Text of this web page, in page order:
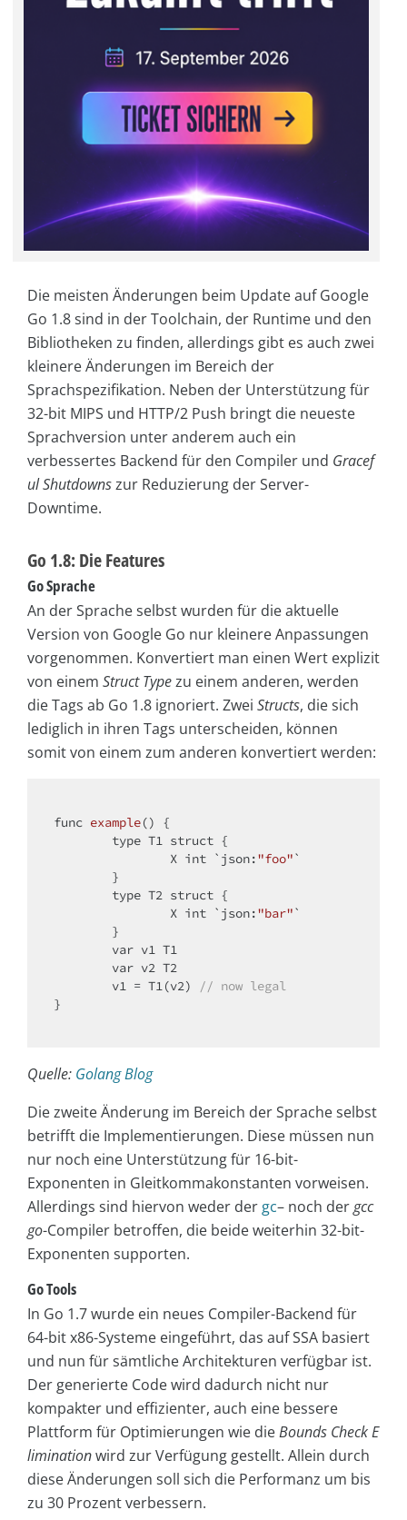
Die meisten Änderungen beim Update auf Google
Go 1.8 sind in der Toolchain, der Runtime und den
Bibliotheken zu finden, allerdings gibt es auch zwei
kleinere Änderungen im Bereich der
Sprachspezifikation. Neben der Unterstützung für
32-bit MIPS und HTTP/2 Push bringt die neueste
Sprachversion unter anderem auch ein
verbessertes Backend für den Compiler und Gracef
ul Shutdownszur Reduzierung der Server-
Downtime.
Go 1.8: Die Features
Go Sprache
An der Sprache selbst wurden für die aktuelle
Version von Google Go nur kleinere Anpassungen
vorgenommen. Konvertiert man einen Wert explizit
von einem Struct Typezu einem anderen, werden
die Tags ab Go 1.8 ignoriert. Zwei Structs, die sich
lediglich in ihren Tags unterscheiden, können
somit von einem zum anderen konvertiert werden:
func example()
{
		X
int `json:"foo"`
		X
int `json:"bar"`
var v1 T1
var v2 T2
	v1 = T1(v2)
// now legal
}
Quelle: Golang Blog
Die zweite Änderung im Bereich der Sprache selbst
betrifft die Implementierungen. Diese müssen nun
nur noch eine Unterstützung für 16-bit-
Exponenten in Gleitkommakonstanten vorweisen.
Allerdings sind hiervon weder der gc– noch dergcc
go-Compiler betroffen, die beide weiterhin 32-bit-
Exponenten supporten.
Go Tools
In Go 1.7 wurde ein neues Compiler-Backend für
64-bit x86-Systeme eingeführt, das auf SSA basiert
und nun für sämtliche Architekturen verfügbar ist.
Der generierte Code wird dadurch nicht nur
kompakter und effizienter, auch eine bessere
Plattform für Optimierungen wie dieBounds Check E
liminationwird zur Verfügung gestellt. Allein durch
diese Änderungen soll sich die Performanz um bis
zu 30 Prozent verbessern.